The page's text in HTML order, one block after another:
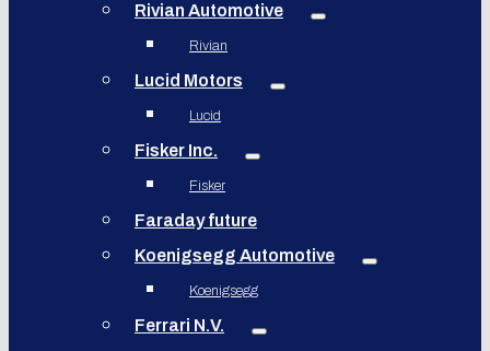
Rivian Automotive
Rivian
Lucid Motors
Lucid
Fisker Inc.
Fisker
Faraday future
Koenigsegg Automotive
Koenigsegg
Ferrari N.V.